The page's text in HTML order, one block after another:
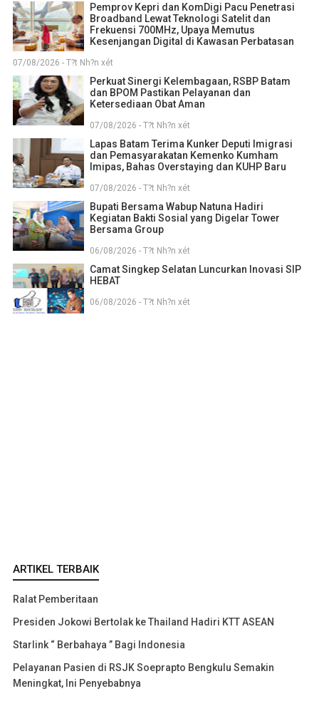
Pemprov Kepri dan KomDigi Pacu Penetrasi
Broadband Lewat Teknologi Satelit dan
Frekuensi 700MHz, Upaya Memutus
Kesenjangan Digital di Kawasan Perbatasan
07/08/2026 - T?t Nh?n xét
Perkuat Sinergi Kelembagaan, RSBP Batam
dan BPOM Pastikan Pelayanan dan
Ketersediaan Obat Aman
07/08/2026 - T?t Nh?n xét
Lapas Batam Terima Kunker Deputi Imigrasi
dan Pemasyarakatan Kemenko Kumham
Imipas, Bahas Overstaying dan KUHP Baru
07/08/2026 - T?t Nh?n xét
Bupati Bersama Wabup Natuna Hadiri
Kegiatan Bakti Sosial yang Digelar Tower
Bersama Group
06/08/2026 - T?t Nh?n xét
Camat Singkep Selatan Luncurkan Inovasi SIP
HEBAT
06/08/2026 - T?t Nh?n xét
ARTIKEL TERBAIK
Ralat Pemberitaan
Presiden Jokowi Bertolak ke Thailand Hadiri KTT ASEAN
Starlink “ Berbahaya ” Bagi Indonesia
Pelayanan Pasien di RSJK Soeprapto Bengkulu Semakin
Meningkat, Ini Penyebabnya